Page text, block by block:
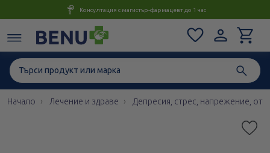
Консултация с магистър-фармацевт до 1 час
Начало Лечение и здраве Депресия, стрес, напрежение,